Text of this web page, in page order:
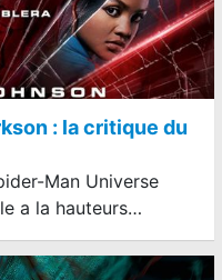
: la critique du
Man Universe
a la hauteurs…